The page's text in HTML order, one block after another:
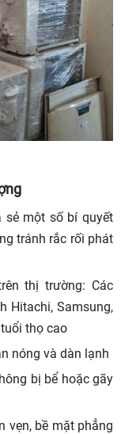
một số bí quyết
tránh rắc rối phát
thị trường: Các
Hitachi, Samsung,
thọ cao
nóng và dàn lạnh
bị bể hoặc gãy
vẹn, bề mặt phẳng